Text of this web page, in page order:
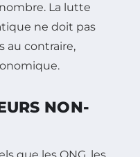
La lutte
ne doit pas
au contraire,
NON-